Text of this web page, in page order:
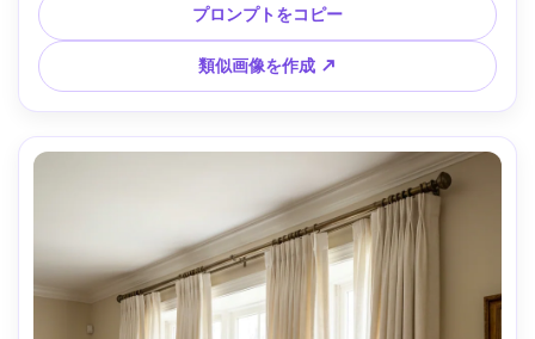
ーディング、写実的な透け感と光の拡散 --ar 4:5
プロンプトをコピー
類似画像を作成 ↗